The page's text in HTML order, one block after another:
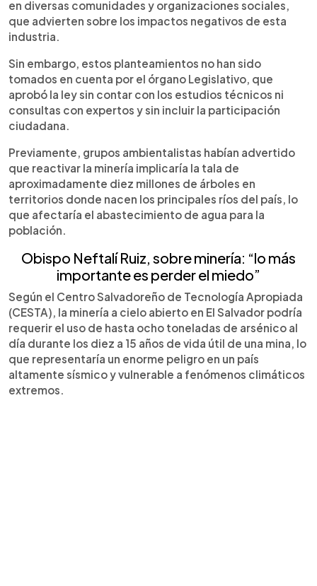
en diversas comunidades y organizaciones sociales,
que advierten sobre los impactos negativos de esta
industria.
Sin embargo, estos planteamientos no han sido
tomados en cuenta por el órgano Legislativo, que
aprobó la ley sin contar con los estudios técnicos ni
consultas con expertos y sin incluir la participación
ciudadana.
Previamente, grupos ambientalistas habían advertido
que reactivar la minería implicaría la tala de
aproximadamente diez millones de árboles en
territorios donde nacen los principales ríos del país, lo
que afectaría el abastecimiento de agua para la
población.
Obispo Neftalí Ruiz, sobre minería: “lo más
importante es perder el miedo”
Según el Centro Salvadoreño de Tecnología Apropiada
(CESTA), la minería a cielo abierto en El Salvador podría
requerir el uso de hasta ocho toneladas de arsénico al
día durante los diez a 15 años de vida útil de una mina, lo
que representaría un enorme peligro en un país
altamente sísmico y vulnerable a fenómenos climáticos
extremos.